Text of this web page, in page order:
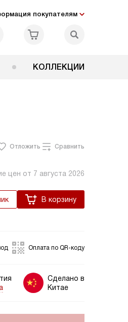
покупателям
КОЛЛЕКЦИИ
Отложить Сравнить
цен от 7 августа 2026
В корзину
Оплата по QR-коду
Сделано в
Китае